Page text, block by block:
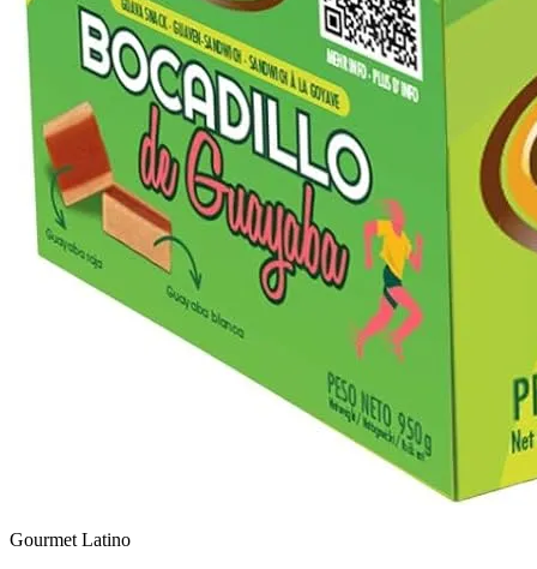
Gourmet Latino